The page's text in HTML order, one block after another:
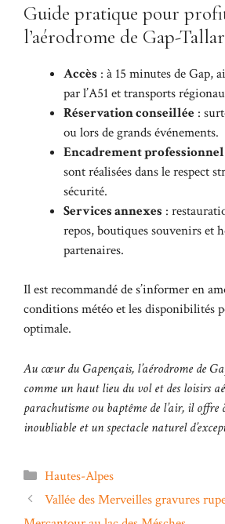
Guide pratique pour
l’aérodrome de Gap-
Accès : à 15 minutes de Gap,
par l’A51 et transports
Réservation conseillée :
ou lors de grands événements.
Encadrement professionnel
sont réalisées dans le respect
sécurité.
Services annexes :
repos, boutiques souvenirs et
partenaires.
Il est recommandé de s’informer en
conditions météo et les disponibilités
optimale.
Au cœur du Gapençais, l’aérodrome de
comme un haut lieu du vol et des loisirs
parachutisme ou baptême de l’air, il offre
inoubliable et un spectacle naturel
Catégories
Hautes-Alpes
Vallée des Merveilles gravures